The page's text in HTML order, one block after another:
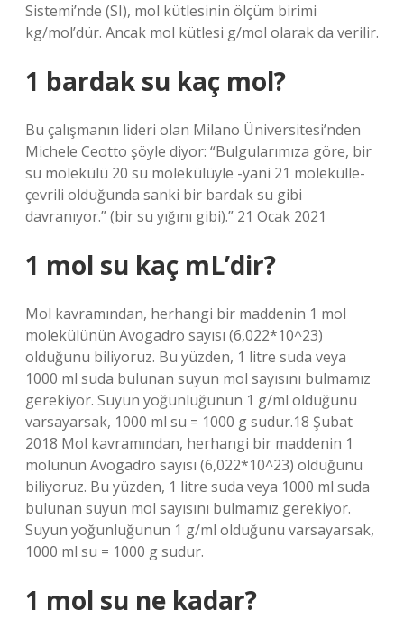
Sistemi’nde (SI), mol kütlesinin ölçüm birimi
kg/mol’dür. Ancak mol kütlesi g/mol olarak da verilir.
1 bardak su kaç mol?
Bu çalışmanın lideri olan Milano Üniversitesi’nden
Michele Ceotto şöyle diyor: “Bulgularımıza göre, bir
su molekülü 20 su molekülüyle -yani 21 molekülle-
çevrili olduğunda sanki bir bardak su gibi
davranıyor.” (bir su yığını gibi).” 21 Ocak 2021
1 mol su kaç mL’dir?
Mol kavramından, herhangi bir maddenin 1 mol
molekülünün Avogadro sayısı (6,022*10^23)
olduğunu biliyoruz. Bu yüzden, 1 litre suda veya
1000 ml suda bulunan suyun mol sayısını bulmamız
gerekiyor. Suyun yoğunluğunun 1 g/ml olduğunu
varsayarsak, 1000 ml su = 1000 g sudur.18 Şubat
2018 Mol kavramından, herhangi bir maddenin 1
molünün Avogadro sayısı (6,022*10^23) olduğunu
biliyoruz. Bu yüzden, 1 litre suda veya 1000 ml suda
bulunan suyun mol sayısını bulmamız gerekiyor.
Suyun yoğunluğunun 1 g/ml olduğunu varsayarsak,
1000 ml su = 1000 g sudur.
1 mol su ne kadar?